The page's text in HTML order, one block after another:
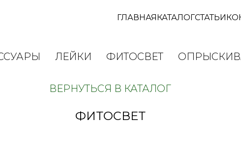
ГЛАВНАЯКАТАЛОГСТАТЬИ
ЛЕЙКИ ФИТОСВЕТ
ВЕРНУТЬСЯ В КАТАЛОГ
ФИТОСВЕТ